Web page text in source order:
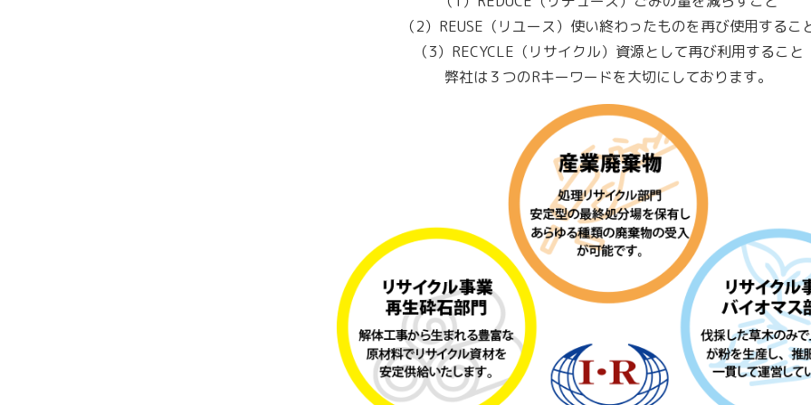
（2）REUSE（リユース）使い終わったものを再び使用するこ
（3）RECYCLE（リサイクル）資源として再び利用すること
弊社は３つのRキーワードを大切にしております。